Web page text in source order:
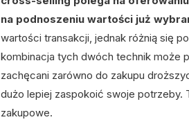
na podnoszeniu wartości już
wartości transakcji, jednak różnią się
kombinacja tych dwóch technik może
zachęcani zarówno do zakupu
dużo lepiej zaspokoić swoje potrzeby.
zakupowe.